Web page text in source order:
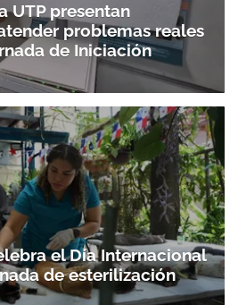
UTP presentan
problemas reales
de Iniciación
el Día Internacional
de esterilización